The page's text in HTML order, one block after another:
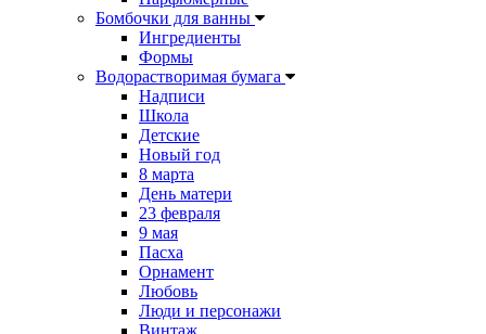
Бомбочки для ванны
Ингредиенты
Формы
Водорастворимая бумага
Надписи
Школа
Детские
Новый год
8 марта
День матери
23 февраля
9 мая
Пасха
Орнамент
Любовь
Люди и персонажи